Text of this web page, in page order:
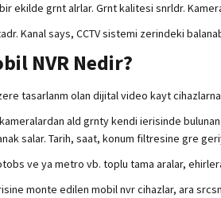
ekilde grnt alrlar. Grnt kalitesi snrldr.
Kanal says, CCTV sistemi zerindeki
NVR Nedir?
tasarlanm olan dijital video kayt
ald grnty kendi ierisinde
salar. Tarih, saat, konum filtresine gre
ve ya metro vb. toplu tama aralar,
monte edilen mobil nvr cihazlar, ara